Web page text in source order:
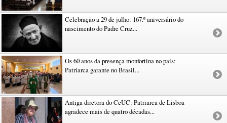
Celebração a 29 de julho: 167.º aniversário do
nascimento do Padre Cruz...
Os 60 anos da presença monfortina no país:
Patriarca garante no Brasil...
Antiga diretora do CeUC: Patriarca de Lisboa
agradece mais de quatro décadas...